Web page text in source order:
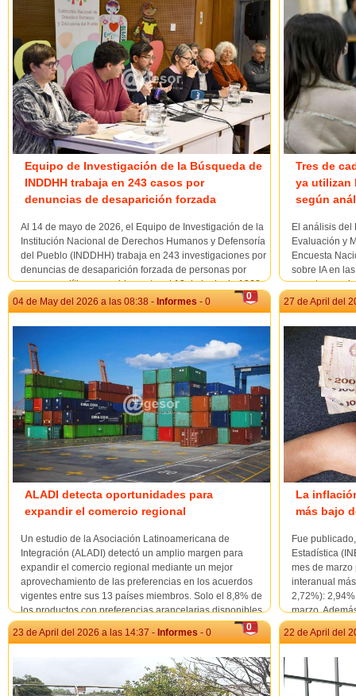
Equipo de Investigación de la Búsqueda de
INDDHH trabaja en 243 casos por
denuncias de desaparición forzada
Al 14 de mayo de 2026, el Equipo de Investigación de la
Institución Nacional de Derechos Humanos y Defensoría
del Pueblo (INDDHH) trabaja en 243 investigaciones por
denuncias de desaparición forzada de personas por
razones políticas ocurridas entre el 13 de junio de 1968
y el 26 de junio de 1973, así com...
Tres de
ya utilizan
según
El análisis del
Evaluación y
Encuesta
sobre IA en
muestra que
tendencia
0
04 de May del 2026 a las 08:38 - Informes - 0
ALADI detecta oportunidades para
expandir el comercio regional
Un estudio de la Asociación Latinoamericana de
Integración (ALADI) detectó un amplio margen para
expandir el comercio regional mediante un mejor
aprovechamiento de las preferencias en los acuerdos
vigentes entre sus 13 países miembros. Solo el 8,8% de
los productos con preferencias arancelarias disponibles
u...
27 de April del
La
más bajo
Fue
Estadística
mes de
interanual
2,72%):
marzo.
0
23 de April del 2026 a las 14:37 - Informes - 0 22 de April del